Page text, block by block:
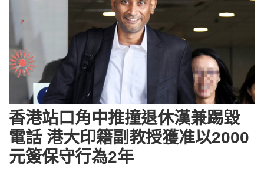
香港站口角中推撞退休漢兼踢毀
電話 港大印籍副教授獲准以2000
元簽保守行為2年